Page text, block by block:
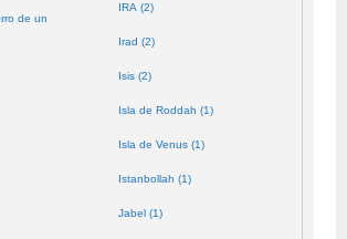
de un
IRA (2)
Irad (2)
Isis (2)
Isla de Roddah (1)
Isla de Venus (1)
Istanbollah (1)
Jabel (1)